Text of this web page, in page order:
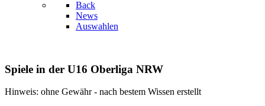
Back
News
Auswahlen
Spiele in der U16 Oberliga NRW
Hinweis: ohne Gewähr - nach bestem Wissen erstellt